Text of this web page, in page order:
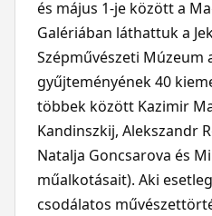
és május 1-je között a
Galériában láthattuk a
Szépművészeti Múzeum
gyűjteményének 40
többek között Kazimir
Kandinszkij, Alekszandr
Natalja Goncsarova és
műalkotásait). Aki
csodálatos